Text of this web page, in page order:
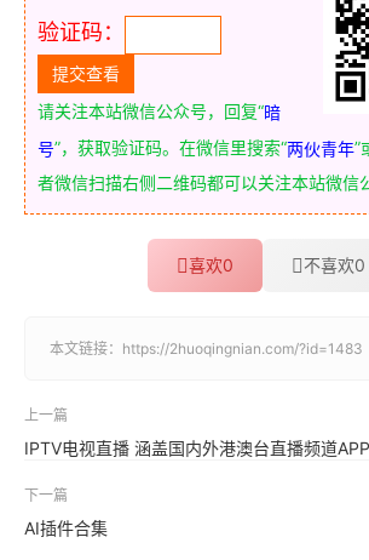
验证码：
请关注本站微信公众号，回复“暗
号”，获取验证码。在微信里搜索“两伙青年”
者微信扫描右侧二维码都可以关注本站微信
喜欢0 不喜欢0
本文链接： https://2huoqingnian.com/?id=1483
上一篇
IPTV电视直播 涵盖国内外港澳台直播频道
下一篇
AI插件合集